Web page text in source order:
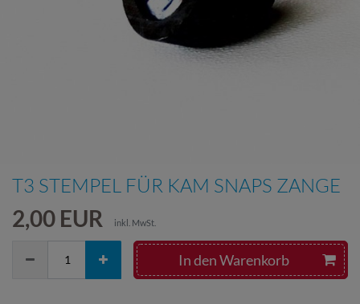
T3 STEMPEL FÜR KAM SNAPS ZANGE
2,00 EUR inkl. MwSt.
In den Warenkorb